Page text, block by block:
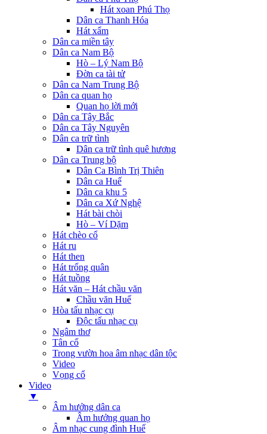
Hát xoan Phú Thọ
Dân ca Thanh Hóa
Hát xẩm
Dân ca miền tây
Dân ca Nam Bộ
Hò – Lý Nam Bộ
Đờn ca tài tử
Dân ca Nam Trung Bộ
Dân ca quan họ
Quan họ lời mới
Dân ca Tây Bắc
Dân ca Tây Nguyên
Dân ca trữ tình
Dân ca trữ tình quê hương
Dân ca Trung bộ
Dân Ca Bình Trị Thiên
Dân ca Huế
Dân ca khu 5
Dân ca Xứ Nghệ
Hát bài chòi
Hò – Ví Dặm
Hát chèo cổ
Hát ru
Hát then
Hát trống quân
Hát tuồng
Hát văn – Hát chầu văn
Chầu văn Huế
Hòa tấu nhạc cụ
Độc tấu nhạc cụ
Ngâm thơ
Tân cổ
Trong vườn hoa âm nhạc dân tộc
Video
Vọng cổ
Video
▼
Âm hưởng dân ca
Âm hưởng quan họ
Âm nhạc cung đình Huế